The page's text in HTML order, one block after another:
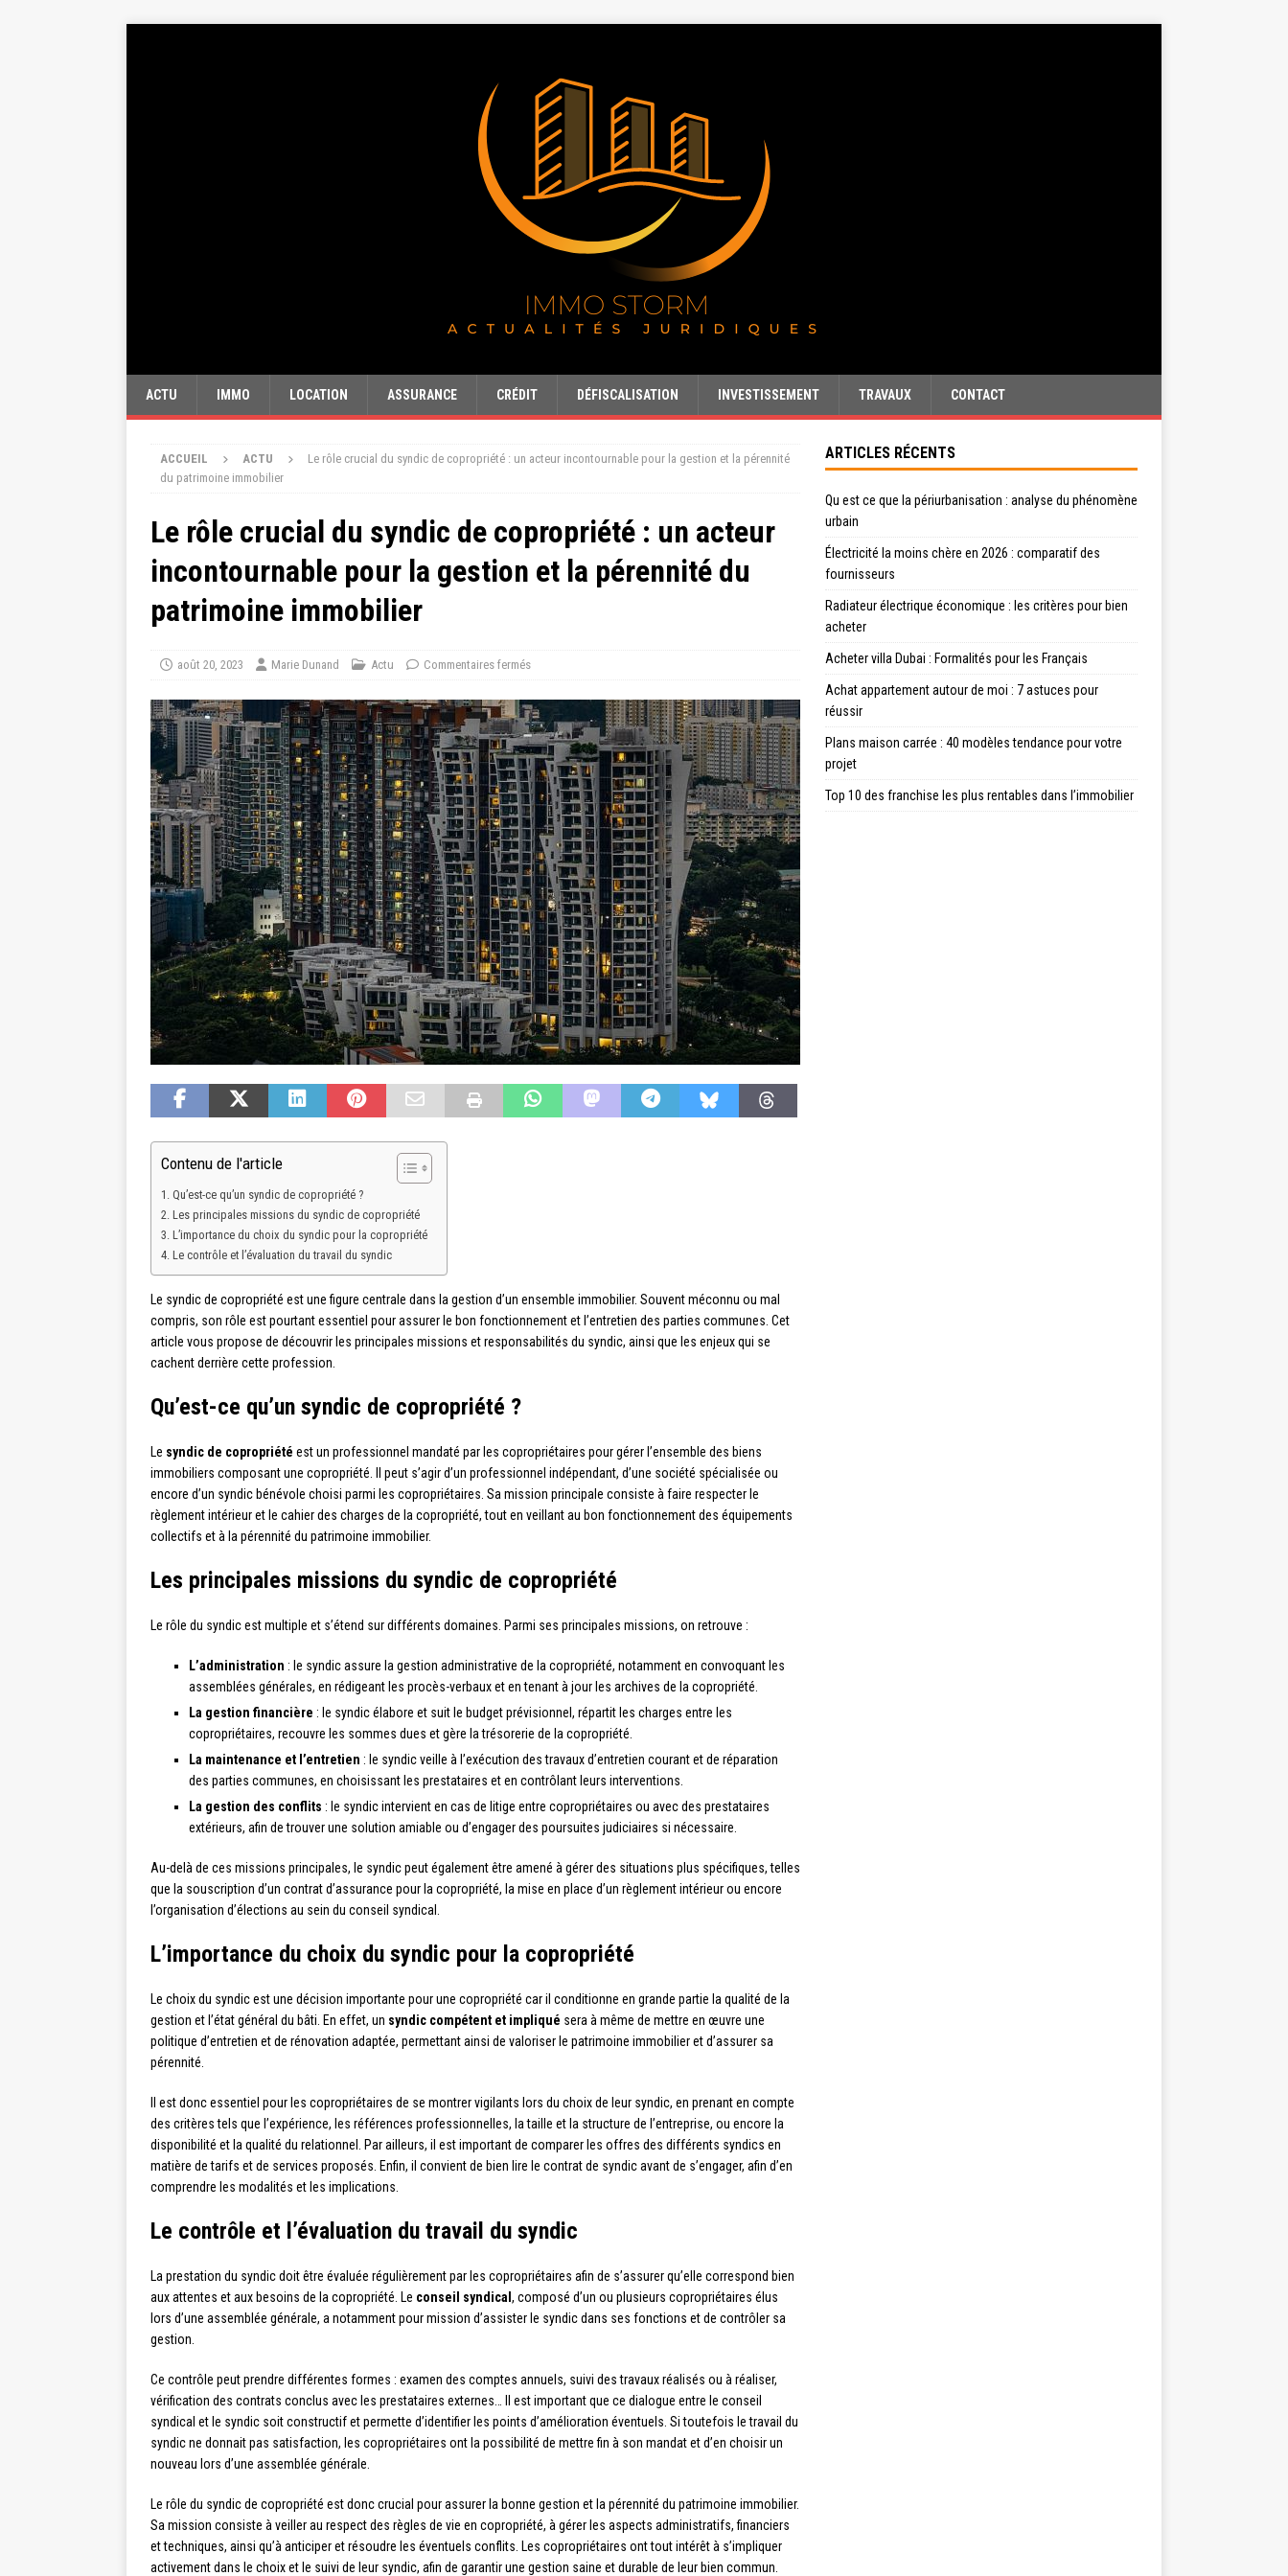
ACTU IMMO LOCATION ASSURANCE CRÉDIT DÉFISCALISATION INVESTISSEMENT TRAVAUX CONTACT
ACCUEIL ACTU
Le rôle crucial du syndic de copropriété : un acteur incontournable pour la gestion et la pérennité
du patrimoine immobilier
Le rôle crucial du syndic de copropriété : un acteur
incontournable pour la gestion et la pérennité du
patrimoine immobilier
août 20, 2023 Marie Dunand Actu Commentaires fermés
Contenu de l'article
Qu’est-ce qu’un syndic de copropriété ?
Les principales missions du syndic de copropriété
L’importance du choix du syndic pour la copropriété
Le contrôle et l’évaluation du travail du syndic
Le syndic de copropriété est une figure centrale dans la gestion d’un ensemble immobilier. Souvent méconnu ou mal
compris, son rôle est pourtant essentiel pour assurer le bon fonctionnement et l’entretien des parties communes. Cet
article vous propose de découvrir les principales missions et responsabilités du syndic, ainsi que les enjeux qui se
cachent derrière cette profession.
Qu’est-ce qu’un syndic de copropriété ?
Le syndic de copropriété est un professionnel mandaté par les copropriétaires pour gérer l’ensemble des biens
immobiliers composant une copropriété. Il peut s’agir d’un professionnel indépendant, d’une société spécialisée ou
encore d’un syndic bénévole choisi parmi les copropriétaires. Sa mission principale consiste à faire respecter le
règlement intérieur et le cahier des charges de la copropriété, tout en veillant au bon fonctionnement des équipements
collectifs et à la pérennité du patrimoine immobilier.
Les principales missions du syndic de copropriété
Le rôle du syndic est multiple et s’étend sur différents domaines. Parmi ses principales missions, on retrouve :
L’administration : le syndic assure la gestion administrative de la copropriété, notamment en convoquant les
assemblées générales, en rédigeant les procès-verbaux et en tenant à jour les archives de la copropriété.
La gestion financière : le syndic élabore et suit le budget prévisionnel, répartit les charges entre les
copropriétaires, recouvre les sommes dues et gère la trésorerie de la copropriété.
La maintenance et l’entretien : le syndic veille à l’exécution des travaux d’entretien courant et de réparation
des parties communes, en choisissant les prestataires et en contrôlant leurs interventions.
La gestion des conflits : le syndic intervient en cas de litige entre copropriétaires ou avec des prestataires
extérieurs, afin de trouver une solution amiable ou d’engager des poursuites judiciaires si nécessaire.
Au-delà de ces missions principales, le syndic peut également être amené à gérer des situations plus spécifiques, telles
que la souscription d’un contrat d’assurance pour la copropriété, la mise en place d’un règlement intérieur ou encore
l’organisation d’élections au sein du conseil syndical.
L’importance du choix du syndic pour la copropriété
Le choix du syndic est une décision importante pour une copropriété car il conditionne en grande partie la qualité de la
gestion et l’état général du bâti. En effet, un syndic compétent et impliqué sera à même de mettre en œuvre une
politique d’entretien et de rénovation adaptée, permettant ainsi de valoriser le patrimoine immobilier et d’assurer sa
pérennité.
Il est donc essentiel pour les copropriétaires de se montrer vigilants lors du choix de leur syndic, en prenant en compte
des critères tels que l’expérience, les références professionnelles, la taille et la structure de l’entreprise, ou encore la
disponibilité et la qualité du relationnel. Par ailleurs, il est important de comparer les offres des différents syndics en
matière de tarifs et de services proposés. Enfin, il convient de bien lire le contrat de syndic avant de s’engager, afin d’en
comprendre les modalités et les implications.
Le contrôle et l’évaluation du travail du syndic
La prestation du syndic doit être évaluée régulièrement par les copropriétaires afin de s’assurer qu’elle correspond bien
aux attentes et aux besoins de la copropriété. Le conseil syndical , composé d’un ou plusieurs copropriétaires élus
lors d’une assemblée générale, a notamment pour mission d’assister le syndic dans ses fonctions et de contrôler sa
gestion.
Ce contrôle peut prendre différentes formes : examen des comptes annuels, suivi des travaux réalisés ou à réaliser,
vérification des contrats conclus avec les prestataires externes… Il est important que ce dialogue entre le conseil
syndical et le syndic soit constructif et permette d’identifier les points d’amélioration éventuels. Si toutefois le travail du
syndic ne donnait pas satisfaction, les copropriétaires ont la possibilité de mettre fin à son mandat et d’en choisir un
nouveau lors d’une assemblée générale.
Le rôle du syndic de copropriété est donc crucial pour assurer la bonne gestion et la pérennité du patrimoine immobilier.
Sa mission consiste à veiller au respect des règles de vie en copropriété, à gérer les aspects administratifs, financiers
et techniques, ainsi qu’à anticiper et résoudre les éventuels conflits. Les copropriétaires ont tout intérêt à s’impliquer
activement dans le choix et le suivi de leur syndic, afin de garantir une gestion saine et durable de leur bien commun.
ARTICLES RÉCENTS
Qu est ce que la périurbanisation : analyse du phénomène
urbain
Électricité la moins chère en 2026 : comparatif des
fournisseurs
Radiateur électrique économique : les critères pour bien
acheter
Acheter villa Dubai : Formalités pour les Français
Achat appartement autour de moi : 7 astuces pour
réussir
Plans maison carrée : 40 modèles tendance pour votre
projet
Top 10 des franchise les plus rentables dans l’immobilier